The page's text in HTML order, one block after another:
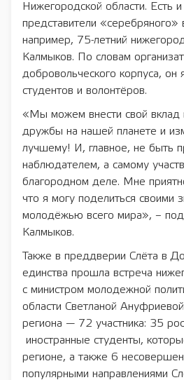
Нижегородской области. Есть и
представители «серебряного»
например, 75-летний
Калмыков. По словам
добровольческого корпуса, он
студентов и волонтёров.
«Мы можем внести свой вклад
дружбы на нашей планете и
лучшему! И, главное, не быть
наблюдателем, а самому
благородном деле. Мне
что я могу поделиться своими
молодёжью всего мира», –
Калмыков.
Также в преддверии Слёта в
единства прошла встреча
с министром молодежной
области Светланой
региона — 72 участника: 35
иностранные студенты,
регионе, а также 6
популярными направлениями